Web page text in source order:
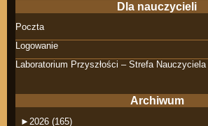
Dla nauczycieli
Poczta
Logowanie
Laboratorium Przyszłości – Strefa Nauczyciela
Archiwum
► 2026 (165)